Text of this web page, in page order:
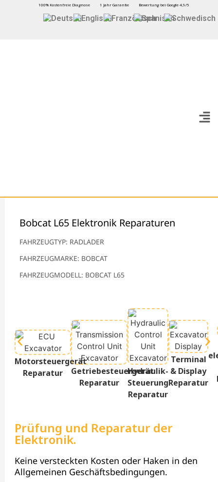
100% Kostenfreie Diagnose 1 Jahr Garantie Bewertung bei Google 4,9/5
Bobcat L65 Elektronik Reparaturen
FAHRZEUGTYP: RADLADER
FAHRZEUGMARKE: BOBCAT
FAHRZEUGMODELL: BOBCAT L65
Motorsteuergerät
Reparatur
Getriebesteuergerät
Reparatur
Hydraulik-
Steuerung
Reparatur
Terminal
& Display
Reparatur
Prüfung und Reparatur der
Elektronik.
Keine versteckten Kosten oder Haken in den
Allgemeinen Geschäftsbedingungen.